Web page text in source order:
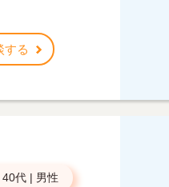
する
40代 | 男性